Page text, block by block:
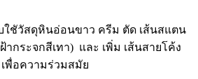
ใชัวัสดุหินอ่อนขาว ครีม ตัด เส้นสแตน
ฝ้ากระจกสีเทา) และ เพิ่ม เส้นสายโค้ง
พื่อความร่วมสมัย